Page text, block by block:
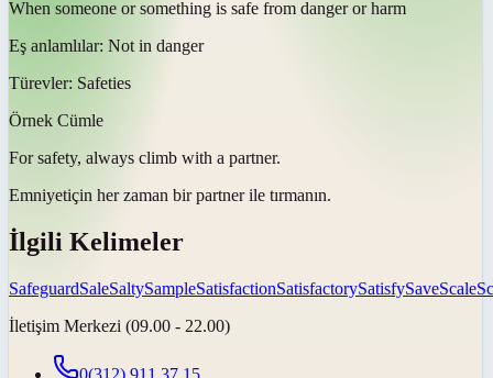
When someone or something is safe from danger or harm
Eş anlamlılar: Not in danger
Türevler: Safeties
Örnek Cümle
For safety, always climb with a partner.
Emniyetiçin her zaman bir partner ile tırmanın.
İlgili Kelimeler
SafeguardSaleSaltySampleSatisfactionSatisfactorySatisfySaveScale
İletişim Merkezi (09.00 - 22.00)
0(312) 911 37 15